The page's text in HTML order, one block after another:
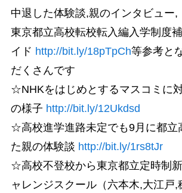
中退した体験談,親のインタビュー,
東京都立高校転校転入編入学制度
イド http://bit.ly/18pTpCh等参考と
だくさんです
☆NHKをはじめとするマスコミに
の様子 http://bit.ly/12Ukdsd
☆高校進学進路未定でも9月に都立
た親の体験談 http://bit.ly/1rs8tJr
☆高校不登校から東京都立定時制
ャレンジスクール（六本木,大江戸,